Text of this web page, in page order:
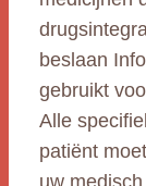
beslaan
gebruikt
Alle
patiënt
uw